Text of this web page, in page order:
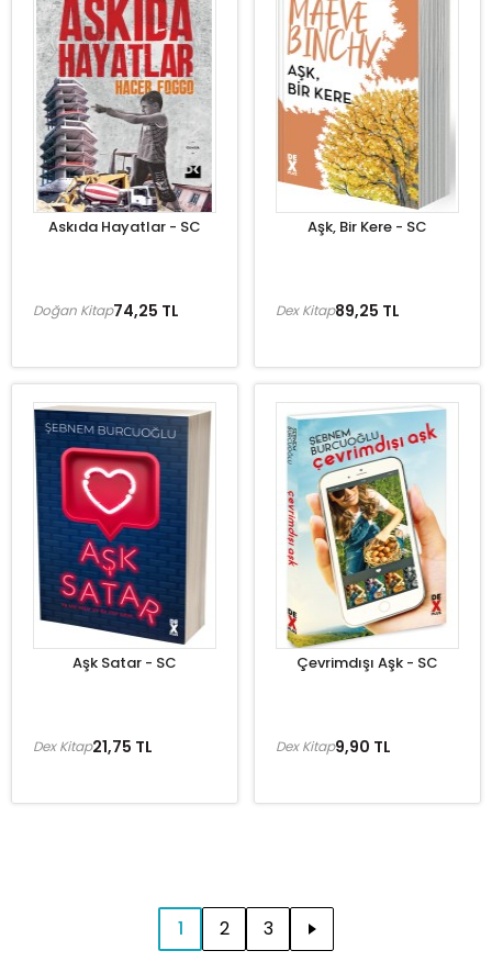
Askıda Hayatlar - SC
74,25 TL
Doğan Kitap
Aşk, Bir Kere - SC
89,25 TL
Dex Kitap
Aşk Satar - SC
21,75 TL
Dex Kitap
Çevrimdışı Aşk - SC
9,90 TL
Dex Kitap
1 2 3